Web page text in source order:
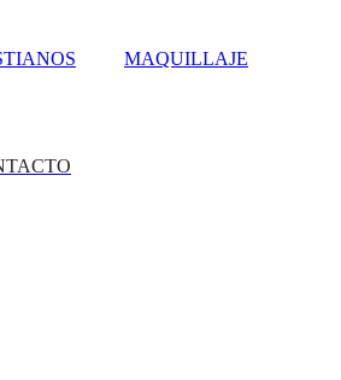
MAQUILLAJE